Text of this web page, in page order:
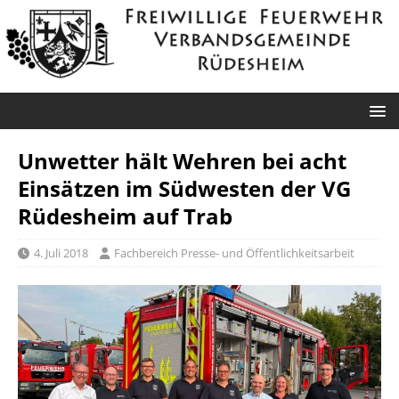
Unwetter hält Wehren bei acht
Einsätzen im Südwesten der VG
Rüdesheim auf Trab
4. Juli 2018 Fachbereich Presse- und Öffentlichkeitsarbeit